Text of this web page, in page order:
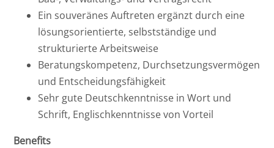
Ein souveränes Auftreten ergänzt durch eine
lösungsorientierte, selbstständige und
strukturierte Arbeitsweise
Beratungskompetenz, Durchsetzungsvermögen
und Entscheidungsfähigkeit
Sehr gute Deutschkenntnisse in Wort und
Schrift, Englischkenntnisse von Vorteil
Benefits